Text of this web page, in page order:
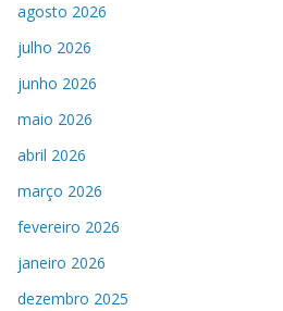
agosto 2026
julho 2026
junho 2026
maio 2026
abril 2026
março 2026
fevereiro 2026
janeiro 2026
dezembro 2025